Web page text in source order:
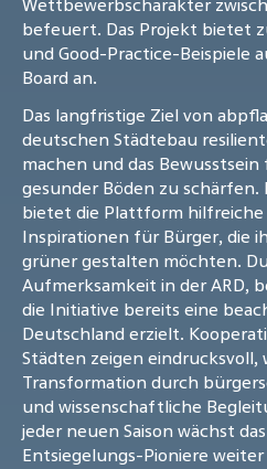
Wettbewerbscharakter
befeuert. Das Projekt bietet
und Good-Practice-Beispiele
Board an.
Das langfristige Ziel von
deutschen Städtebau
machen und das
gesunder Böden zu
bietet die Plattform hilfreiche
Inspirationen für Bürger, die
grüner gestalten möchten.
Aufmerksamkeit in der ARD,
die Initiative bereits eine
Deutschland erzielt.
Städten zeigen eindrucksvoll,
Transformation durch
und wissenschaftliche
jeder neuen Saison wächst
Entsiegelungs-Pioniere weiter